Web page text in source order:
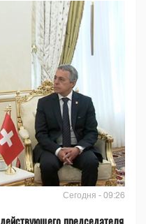
Сегодня - 09:26